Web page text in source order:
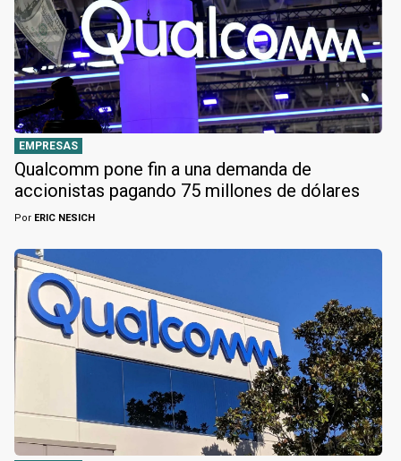
EMPRESAS
Qualcomm pone fin a una demanda de
accionistas pagando 75 millones de dólares
Por ERIC NESICH